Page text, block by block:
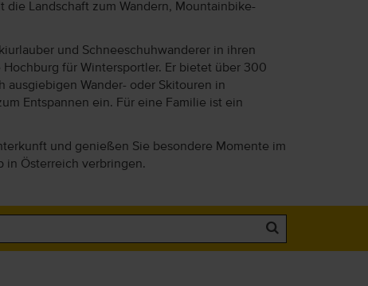
Landschaft zum Wandern, Mountainbike-
und Schneeschuhwanderer in ihren
für Wintersportler. Er bietet über 300
Wander- oder Skitouren in
Entspannen ein. Für eine Familie ist ein
und genießen Sie besondere Momente im
in Österreich verbringen.